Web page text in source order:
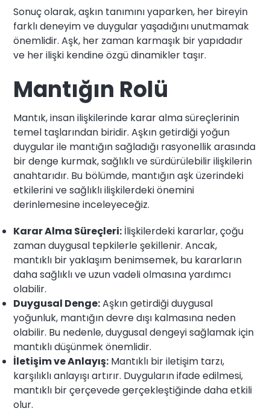
Sonuç olarak, aşkın tanımını yaparken, her bireyin
farklı deneyim ve duygular yaşadığını unutmamak
önemlidir. Aşk, her zaman karmaşık bir yapıdadır
ve her ilişki kendine özgü dinamikler taşır.
Mantığın Rolü
Mantık, insan ilişkilerinde karar alma süreçlerinin
temel taşlarından biridir. Aşkın getirdiği yoğun
duygular ile mantığın sağladığı rasyonellik arasında
bir denge kurmak, sağlıklı ve sürdürülebilir ilişkilerin
anahtarıdır. Bu bölümde, mantığın aşk üzerindeki
etkilerini ve sağlıklı ilişkilerdeki önemini
derinlemesine inceleyeceğiz.
Karar Alma Süreçleri: İlişkilerdeki kararlar, çoğu
zaman duygusal tepkilerle şekillenir. Ancak,
mantıklı bir yaklaşım benimsemek, bu kararların
daha sağlıklı ve uzun vadeli olmasına yardımcı
olabilir.
Duygusal Denge:Aşkın getirdiği duygusal
yoğunluk, mantığın devre dışı kalmasına neden
olabilir. Bu nedenle, duygusal dengeyi sağlamak için
mantıklı düşünmek önemlidir.
İletişim ve Anlayış: Mantıklı bir iletişim tarzı,
karşılıklı anlayışı artırır. Duyguların ifade edilmesi,
mantıklı bir çerçevede gerçekleştiğinde daha etkili
olur.